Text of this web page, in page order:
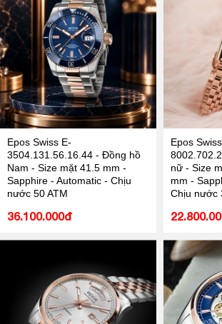
Epos Swiss E-
3504.131.56.16.44 - Đồng hồ
Nam - Size mặt 41.5 mm -
Sapphire - Automatic - Chịu
nước 50 ATM
36.100.000đ
Epos
nữ - Size
mm -
Chịu nước